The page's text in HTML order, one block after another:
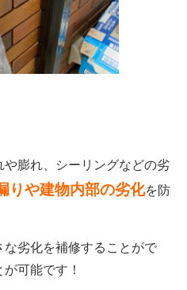
膨れ、シーリングなどの劣
りや建物内部の劣化を防
劣化を補修することがで
可能です！